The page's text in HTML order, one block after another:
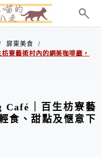
屏東美食
/
寮藝術村內的網美咖啡廳，
Café｜百生枋寮藝
食、甜點及愜意下